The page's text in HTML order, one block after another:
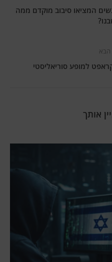
המציאו סיבוב מוקדם ממה
הבא
אותך